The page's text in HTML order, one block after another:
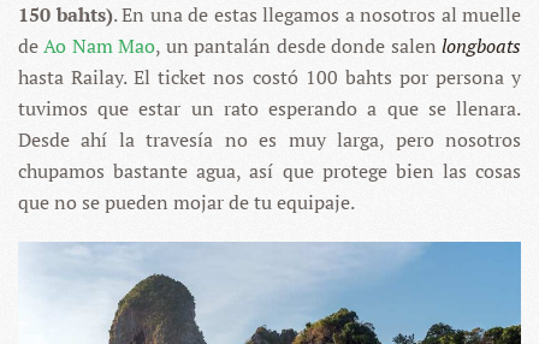
150 bahts). En una de estas llegamos a nosotros al muelle
deAo Nam Mao, un pantalán desde donde salenlongboats
hasta Railay. El ticket nos costó 100 bahts por persona y
tuvimos que estar un rato esperando a que se llenara.
Desde ahí la travesía no es muy larga, pero nosotros
chupamos bastante agua, así que protege bien las cosas
que no se pueden mojar de tu equipaje.